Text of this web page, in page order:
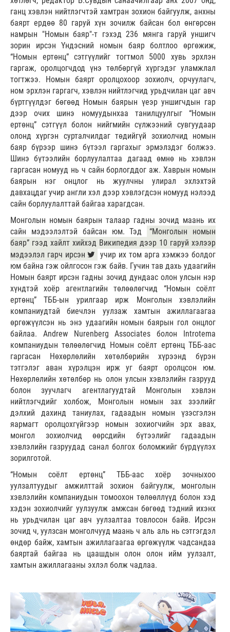
ганц хэвлэн нийтлэгчтэй хамтран зохион байгуулж, анхны
баярт ердөө 80 гаруй хүн зочилж байсан бол өнгөрсөн
намрын "Номын баяр"-т гэхэд 236 мянга гаруй уншигч
зорин ирсэн Үндэсний номын баяр болтлоо өргөжиж,
“Номын ертөнц” сэтгүүлийг тогтмол 5000 хувь эрхлэн
гаргаж, оролцогчдод үнэ төлбөргүй хүргэдэг уламжлал
тогтжээ. Номын баярт оролцохоор зохиолч, орчуулагч,
ном эрхлэн гаргагч, хэвлэн нийтлэгчид урьдчилан цаг авч
бүртгүүлдэг бөгөөд Номын баярын үеэр уншигчдын гар
дээр очих шинэ номуудынхаа танилцуулгыг “Номын
ертөнц” сэтгүүл болон нийгмийн сүлжээний сувгуудаар
олонд хүргэн сурталчилдаг төдийгүй зохиолчид номын
баяр бүрээр шинэ бүтээл гаргахыг эрмэлздэг болжээ.
Шинэ бүтээлийн борлуулалтаа дагаад өмнө нь хэвлэн
гаргасан номууд нь ч сайн борлогддог аж. Хаврын номын
баярын нэг онцлог нь жуулчны улирал эхлэхтэй
давхацдаг учир англи хэл дээр хэвлэгдсэн номууд нэлээд
сайн борлуулалттай байгаа харагдсан.
Монголын номын баярын талаар гадны зочид маань их
сайн мэдээлэлтэй байсан юм. Тэд
“Монголын номын
баяр” гээд хайлт хийхэд Википедия дээр 10 гаруй хэлээр
мэдээлэл гарч ирсэн
учир их том арга хэмжээ болдог
юм байна гэж ойлгосон гэж байв. Гучин тав дахь удаагийн
Номын баярт ирсэн гадны зочид дундаас олон улсын нэр
хүндтэй хоёр агентлагийн төлөөлөгчид “Номын соёлт
ертөнц” ТББ-ын урилгаар ирж Монголын хэвлэлийн
компаниудтай биечлэн уулзаж хамтын ажиллагаагаа
өргөжүүлсэн нь энэ удаагийн номын баярын гол онцлог
байлаа. Andrew Nurenberg Associates болон Introtema
компаниудын төлөөлөгчид Номын соёлт ертөнц ТББ-аас
гаргасан Нөхөрлөлийн хөтөлбөрийн хүрээнд бүрэн
тэтгэлэг аван хүрэлцэн ирж уг баярт оролцсон юм.
Нөхөрлөлийн хөтөлбөр нь олон улсын хэвлэлийн газрууд
болон зуучлагч агентлагуудтай Монголын хэвлэн
нийтлэгчдийг холбож, Монголын номын зах зээлийг
дэлхий дахинд таниулах, гадаадын номын үзэсгэлэн
яармагт оролцохгүйгээр номын зохиогчийн эрх авах,
монгол зохиолчид өөрсдийн бүтээлийг гадаадын
хэвлэлийн газруудад санал болгох боломжийг бүрдүүлэх
зорилготой.
“Номын соёлт ертөнц” ТББ-аас хоёр зочныхоо
уулзалтуудыг амжилттай зохион байгуулж, монголын
хэвлэлийн компаниудын томоохон төлөөллүүд болон хэд
хэдэн зохиолчийг уулзуулж амжсан бөгөөд тэдний ихэнх
нь урьдчилан цаг авч уулзалтаа товлосон байв. Ирсэн
зочид ч, уулзсан монголчууд маань ч аль аль нь сэтгэгдэл
өндөр байж, хамтын ажиллагаагаа өргөжүүлж чадсандаа
баяртай байгаа нь цаашдын олон олон ийм уулзалт,
хамтын ажиллагааны эхлэл болж чадлаа.